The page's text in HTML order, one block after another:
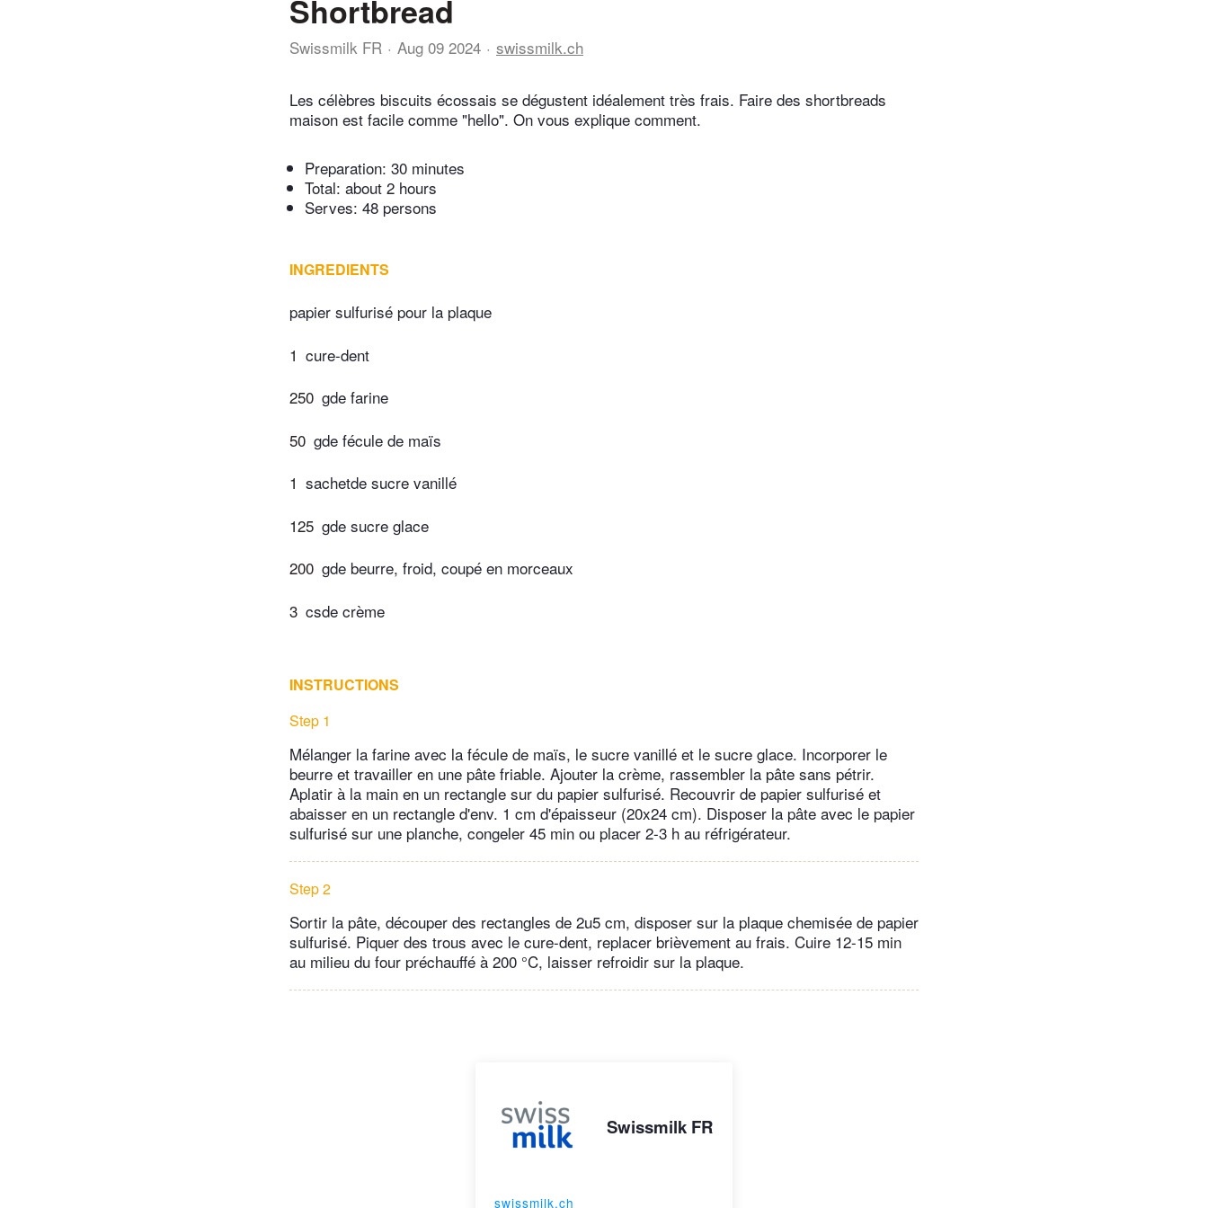
Shortbread
Swissmilk FR Aug 09 2024 swissmilk.ch
Les célèbres biscuits écossais se dégustent idéalement très frais. Faire des shortbreads
maison est facile comme "hello". On vous explique comment.
Preparation: 30 minutes
Total: about 2 hours
Serves: 48 persons
INGREDIENTS
papier sulfurisé pour la plaque
1 cure-dent
250 gde farine
50 gde fécule de maïs
1 sachetde sucre vanillé
125 gde sucre glace
200 gde beurre, froid, coupé en morceaux
3 csde crème
INSTRUCTIONS
Step 1
Mélanger la farine avec la fécule de maïs, le sucre vanillé et le sucre glace. Incorporer le
beurre et travailler en une pâte friable. Ajouter la crème, rassembler la pâte sans pétrir.
Aplatir à la main en un rectangle sur du papier sulfurisé. Recouvrir de papier sulfurisé et
abaisser en un rectangle d'env. 1 cm d'épaisseur (20x24 cm). Disposer la pâte avec le papier
sulfurisé sur une planche, congeler 45 min ou placer 2-3 h au réfrigérateur.
Step 2
Sortir la pâte, découper des rectangles de 2u5 cm, disposer sur la plaque chemisée de papier
sulfurisé. Piquer des trous avec le cure-dent, replacer brièvement au frais. Cuire 12-15 min
au milieu du four préchauffé à 200 °C, laisser refroidir sur la plaque.
Swissmilk FR
swissmilk.ch